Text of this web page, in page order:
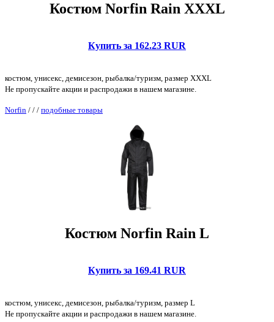
Костюм Norfin Rain XXXL
Купить за 162.23 RUR
костюм, унисекс, демисезон, рыбалка/туризм, размер XXXL
Не пропускайте акции и распродажи в нашем магазине.
Norfin / / / подобные товары
Костюм Norfin Rain L
Купить за 169.41 RUR
костюм, унисекс, демисезон, рыбалка/туризм, размер L
Не пропускайте акции и распродажи в нашем магазине.